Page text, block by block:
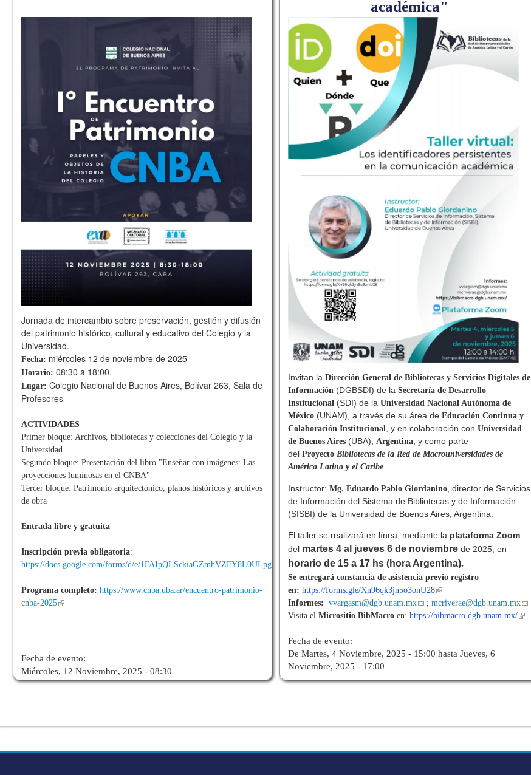
Jornada de intercambio sobre preservación, gestión y difusión
del patrimonio histórico, cultural y educativo del Colegio y la
Universidad.
Fecha: miércoles 12 de noviembre de 2025
Horario: 08:30 a 18:00.
Lugar: Colegio Nacional de Buenos Aires, Bolívar 263, Sala de
Profesores
ACTIVIDADES
Primer bloque: Archivos, bibliotecas y colecciones del Colegio y la
Universidad
Segundo bloque: Presentación del libro "Enseñar con imágenes: Las
proyecciones luminosas en el CNBA"
Tercer bloque: Patrimonio arquitectónico, planos históricos y archivos
de obra
Entrada libre y gratuita
Inscripción previa obligatoria:
https://docs.google.com/forms/d/e/1FAIpQLSckiaGZmhVZFY8L0ULpgoO8BM3uxRpcZ2GFutkwbEO47HiTSA/viewform
Programa completo: https://www.cnba.uba.ar/encuentro-patrimonio-
cnba-2025
Fecha de evento:
Miércoles, 12 Noviembre, 2025 - 08:30
académica"
Invitan laDirección General de Bibliotecas y Servicios Digitales de
Información (DGBSDI) de laSecretaría de Desarrollo
Institucional (SDI) de laUniversidad Nacional Autónoma de
México (UNAM), a través de su área deEducación Continua y
Colaboración Institucional, y en colaboración conUniversidad
de Buenos Aires (UBA),Argentina, y como parte
delProyecto Bibliotecas de la Red de Macrouniversidades de
América Latina y el Caribe
Instructor:Mg. Eduardo Pablo Giordanino , director de Servicios
de Información del Sistema de Bibliotecas y de Información
(SISBI) de la Universidad de Buenos Aires, Argentina.
El taller se realizará en línea, mediante la plataforma Zoom
del martes 4 al jueves 6 de noviembre de 2025, en
horario de 15 a 17 hs (hora Argentina).
Se entregará constancia de asistencia previo registro
en:https://forms.gle/Xn96qk3jn5o3onU28
Informes:vvargasm@dgb.unam.mx ;mcriverae@dgb.unam.mx
Visita elMicrositio BibMacro en:https://bibmacro.dgb.unam.mx/
Fecha de evento:
DeMartes, 4 Noviembre, 2025 - 15:00 hastaJueves, 6
Noviembre, 2025 - 17:00